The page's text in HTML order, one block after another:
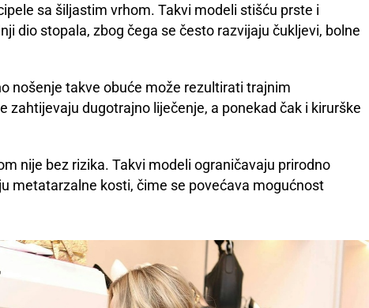
sa šiljastim vrhom. Takvi modeli stišću prste i
dio stopala, zbog čega se često razvijaju čukljevi, bolne
nošenje takve obuće može rezultirati trajnim
zahtijevaju dugotrajno liječenje, a ponekad čak i kirurške
nije bez rizika. Takvi modeli ograničavaju prirodno
metatarzalne kosti, čime se povećava mogućnost